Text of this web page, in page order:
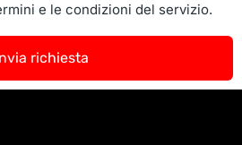
e le condizioni del servizio.
richiesta